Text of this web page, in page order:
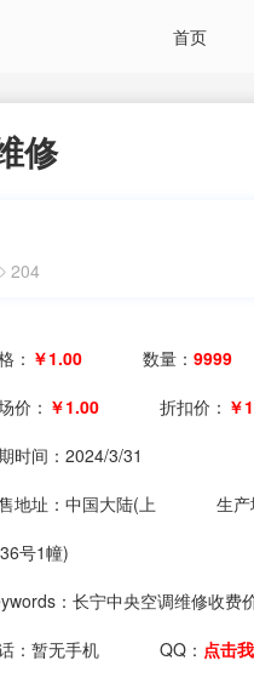
首页
修
204
： ￥1.00 数量：9999
价： ￥1.00 折扣价： ￥
时间：2024/3/31
地址：中国大陆(上
生
号1幢)
：长宁中央空调维修收费
：暂无手机 QQ： 点击